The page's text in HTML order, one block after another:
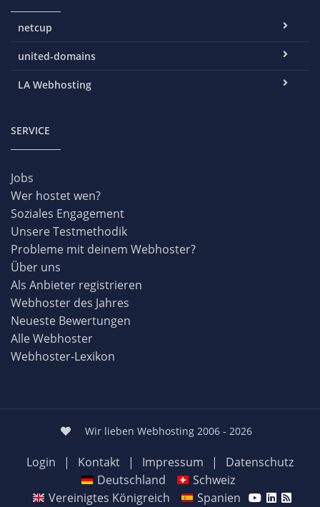
netcup
united-domains
LA Webhosting
SERVICE
Jobs
Wer hostet wen?
Soziales Engagement
Unsere Testmethodik
Probleme mit deinem Webhoster?
Über uns
Als Anbieter registrieren
Webhoster des Jahres
Neueste Bewertungen
Alle Webhoster
Webhoster-Lexikon
Wir lieben Webhosting 2006 - 2026
Login | Kontakt | Impressum |
Datenschutz
Deutschland
Schweiz
Vereinigtes Königreich
Spanien